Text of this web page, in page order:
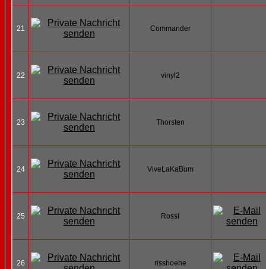
21 Commander
22 vinyl2
23 Thorsten
24 ViveLaKaBum
25 Rossi
26 risshoehe